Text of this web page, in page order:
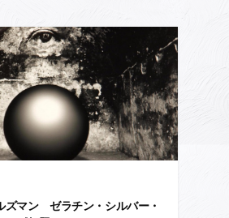
ズマン ゼラチン・シルバー・